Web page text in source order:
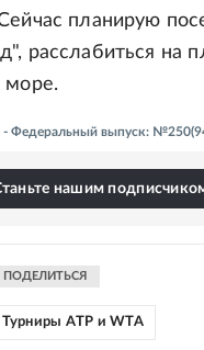
планирую
расслабиться на
море.
- Федеральный выпуск:
нашим
ПОДЕЛИТЬСЯ
Турниры ATP и WTA